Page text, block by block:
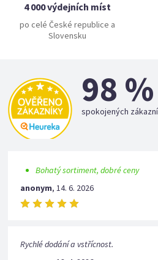
4 000 výdejních míst
po celé České republice a
Slovensku
98 %
spokojených
Bohatý sortiment, dobré ceny
anonym,14. 6. 2026
Rychlé dodání a vstřícnost.